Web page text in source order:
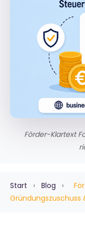
Förder-Klartext
Start › Blog ›
Gründungszuschuss